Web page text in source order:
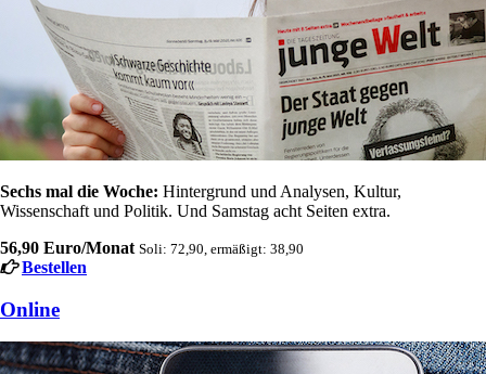
Sechs mal die Woche: Hintergrund und Analysen, Kultur,
Wissenschaft und Politik. Und Samstag acht Seiten extra.
56,90 Euro/Monat Soli: 72,90, ermäßigt: 38,90
Bestellen
Online